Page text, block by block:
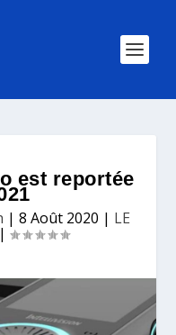
est reportée
| 8 Août 2020 | LE
|